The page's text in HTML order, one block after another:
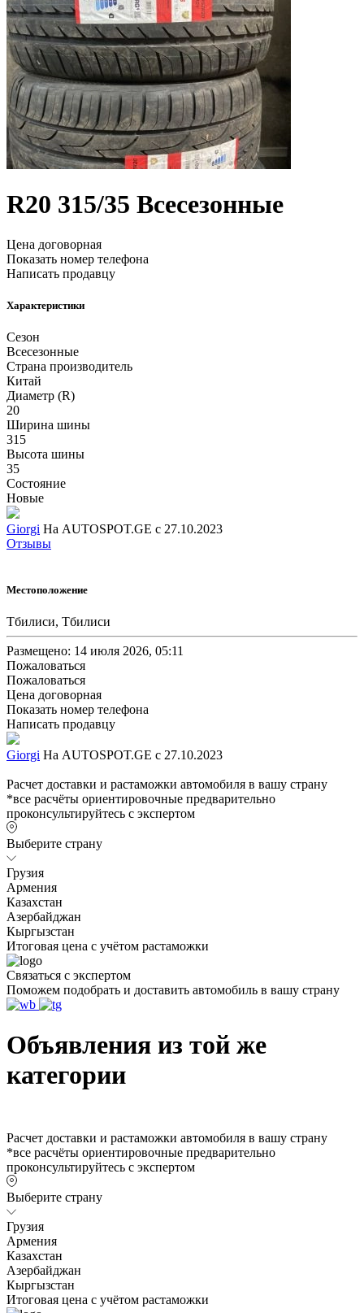
R20 315/35 Всесезонные
Цена договорная
Показать номер телефона
Написать продавцу
Характеристики
Сезон
Всесезонные
Страна производитель
Китай
Диаметр (R)
20
Ширина шины
315
Высота шины
35
Состояние
Новые
Giorgi На AUTOSPOT.GE с 27.10.2023
Отзывы
Местоположение
Тбилиси, Тбилиси
Размещено: 14 июля 2026, 05:11
Пожаловаться
Пожаловаться
Цена договорная
Показать номер телефона
Написать продавцу
Giorgi На AUTOSPOT.GE с 27.10.2023
Расчет доставки и растаможки автомобиля в вашу страну
*все расчёты ориентировочные предварительно
проконсультируйтесь с экспертом
Выберите страну
Грузия
Армения
Казахстан
Азербайджан
Кыргызстан
Итоговая цена с учётом растаможки
Связаться с экспертом
Поможем подобрать и доставить автомобиль в вашу страну
Объявления из той же
категории
Расчет доставки и растаможки автомобиля в вашу страну
*все расчёты ориентировочные предварительно
проконсультируйтесь с экспертом
Выберите страну
Грузия
Армения
Казахстан
Азербайджан
Кыргызстан
Итоговая цена с учётом растаможки